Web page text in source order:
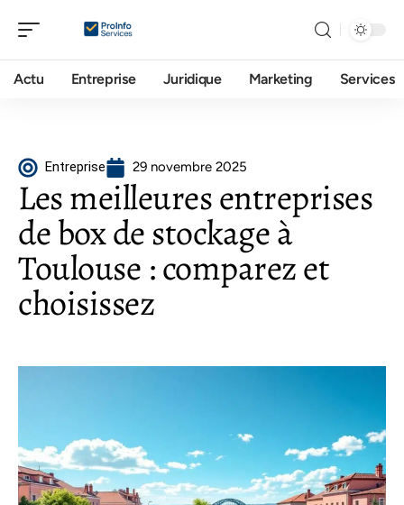
Actu Entreprise Juridique Marketing Services
Entreprise 29 novembre 2025
Les meilleures entreprises
de box de stockage à
Toulouse : comparez et
choisissez